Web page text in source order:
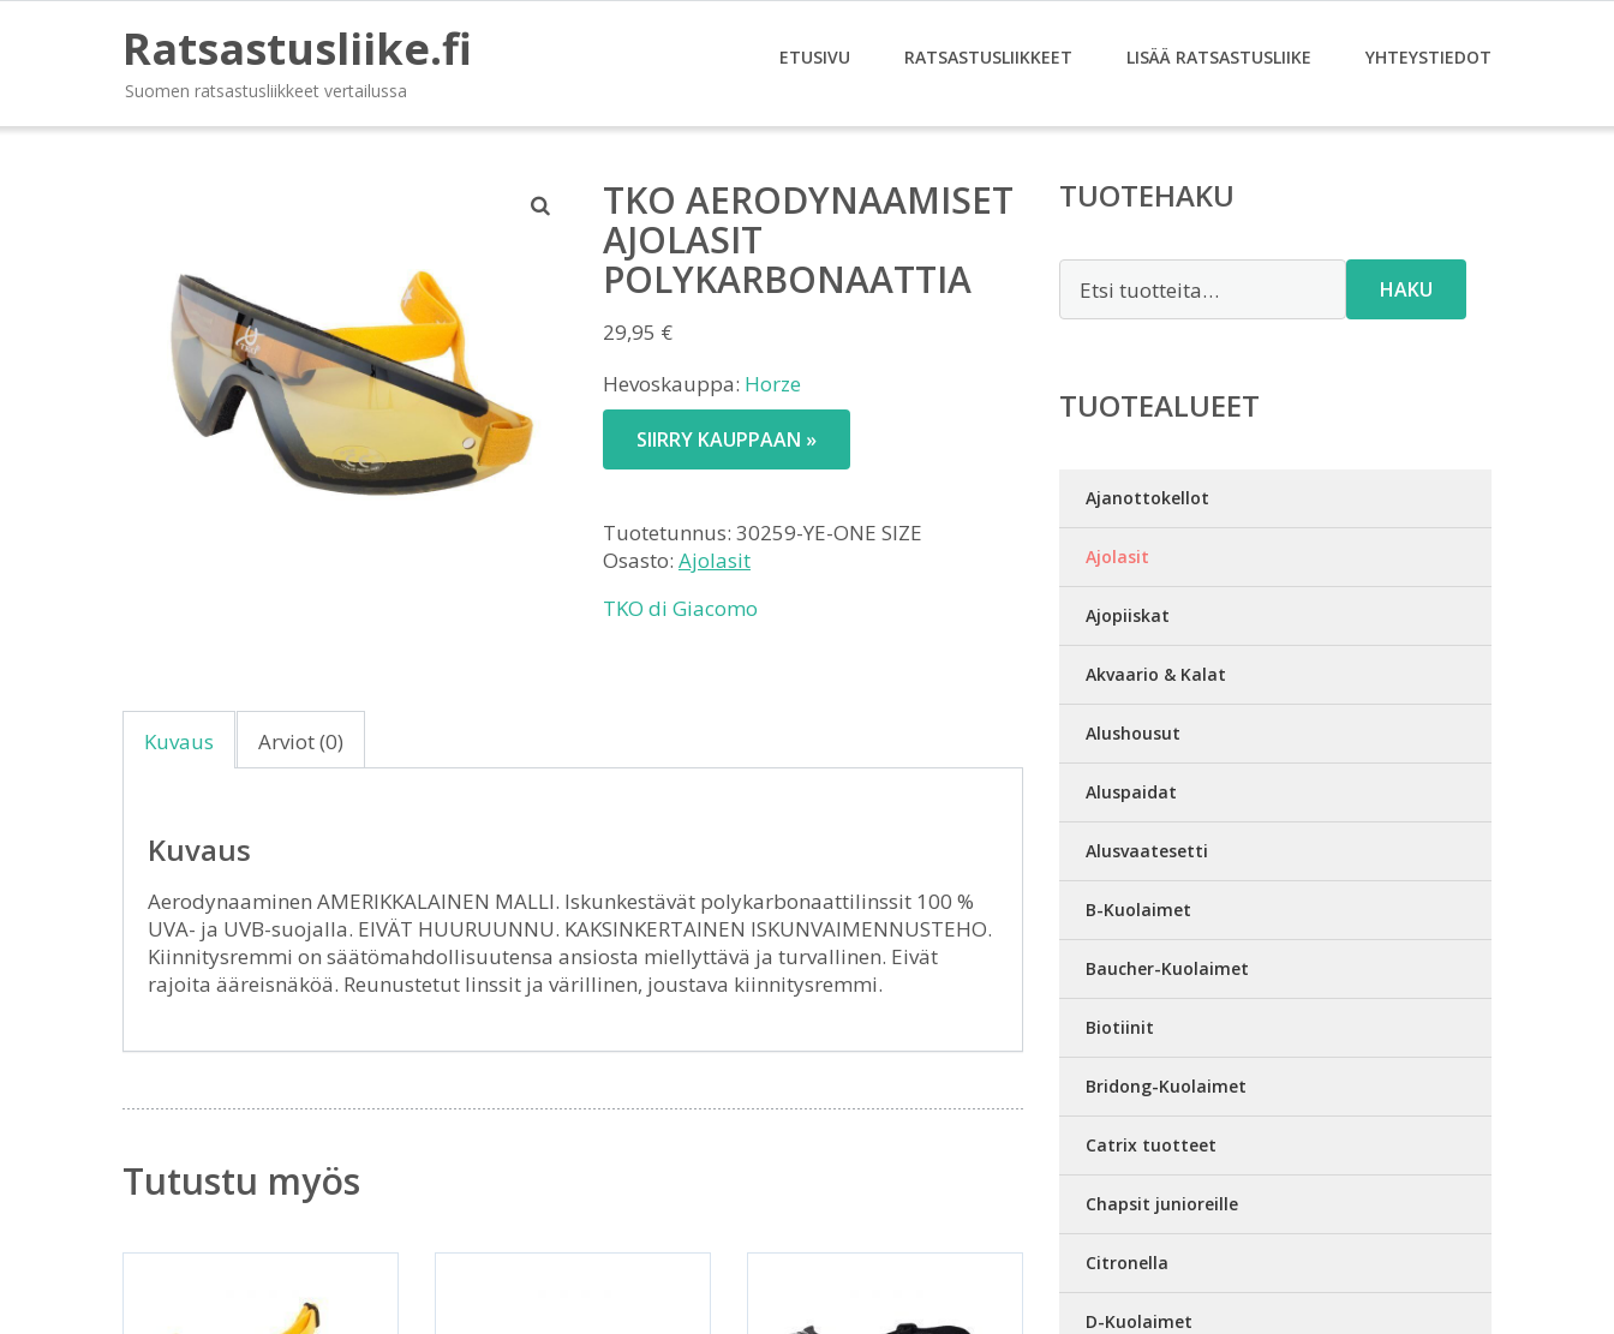
Ratsastusliike.fi
Suomen ratsastusliikkeet vertailussa
ETUSIVU RATSASTUSLIIKKEET LISÄÄ RATSASTUSLIIKE YHTEYSTIEDOT
TKO AERODYNAAMISET
AJOLASIT
POLYKARBONAATTIA
29,95 €
Hevoskauppa: Horze
SIIRRY KAUPPAAN »
Tuotetunnus: 30259-YE-ONE SIZE
Osasto: Ajolasit
TKO di Giacomo
Kuvaus Arviot (0)
Kuvaus
Aerodynaaminen AMERIKKALAINEN MALLI. Iskunkestävät polykarbonaattilinssit 100 %
UVA- ja UVB-suojalla. EIVÄT HUURUUNNU. KAKSINKERTAINEN ISKUNVAIMENNUSTEHO.
Kiinnitysremmi on säätömahdollisuutensa ansiosta miellyttävä ja turvallinen. Eivät
rajoita ääreisnäköä. Reunustetut linssit ja värillinen, joustava kiinnitysremmi.
Tutustu myös
TUOTEHAKU
HAKU
TUOTEALUEET
Ajanottokellot
Ajolasit
Ajopiiskat
Akvaario & Kalat
Alushousut
Aluspaidat
Alusvaatesetti
B-Kuolaimet
Baucher-Kuolaimet
Biotiinit
Bridong-Kuolaimet
Catrix tuotteet
Chapsit junioreille
Citronella
D-Kuolaimet